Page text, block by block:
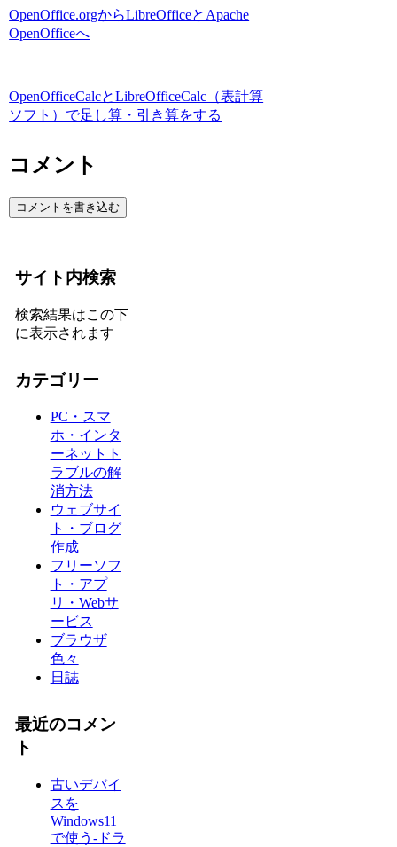
OpenOffice.orgからLibreOfficeとApache
OpenOfficeへ
OpenOfficeCalcとLibreOfficeCalc（表計算
ソフト）で足し算・引き算をする
コメント
コメントを書き込む
サイト内検索
検索結果はこの下
に表示されます
カテゴリー
PC・スマ
ホ・インタ
ーネットト
ラブルの解
消方法
ウェブサイ
ト・ブログ
作成
フリーソフ
ト・アプ
リ・Webサ
ービス
ブラウザ
色々
日誌
最近のコメン
ト
古いデバイ
スを
Windows11
で使う-ドラ